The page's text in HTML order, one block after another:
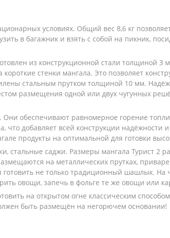
условиях. Общий вес 8,6 кг
в багажник и взять с собой на пикник,
из конструкционной стали толщиной 3
стенки мангала. Это позволяет
стальным прутком толщиной 10 мм.
размещения одной или двух чугунных
Они обеспечивают равномерное горение
что добавляет всей конструкции надёжности и
продукты на оптимальной для готовки
стальные саджи. Размеры мангала Турист 2
на металлических прутках,
не только традиционный шашлык. На
овощи, запечь в фольге те же овощи или
на открытом огне классическим
быть размещён на негорючем основании!